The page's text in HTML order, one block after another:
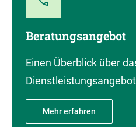
Beratungsangebot
Einen Überblick über
Mehr erfahren